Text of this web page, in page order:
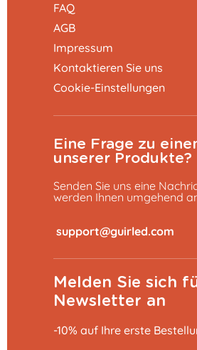
FAQ
AGB
Impressum
Kontaktieren Sie uns
Cookie-Einstellungen
Eine Frage zu
unserer Produkte?
Senden Sie uns eine
werden Ihnen umgehend
Melden Sie sich
Newsletter an
-10% auf Ihre erste